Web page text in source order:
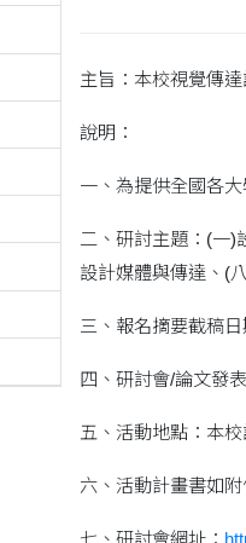
主旨：本校視覺傳
說明：
一、為提供全國各
二、研討主題：(一)
設計媒體與傳達、(
三、報名摘要截稿
四、研討會/論文發
五、活動地點：本
六、活動計畫書如
七、研討會網址：